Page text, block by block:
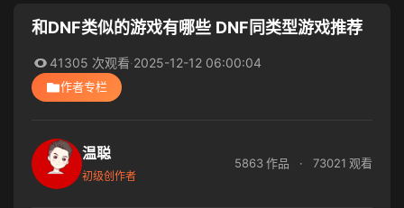
和DNF类似的游戏有哪些 DNF同类型游戏推荐
41305 次观看·2025-12-12 06:00:04
作者专栏
温聪
初级创作者
5863 作品 · 73021 观看